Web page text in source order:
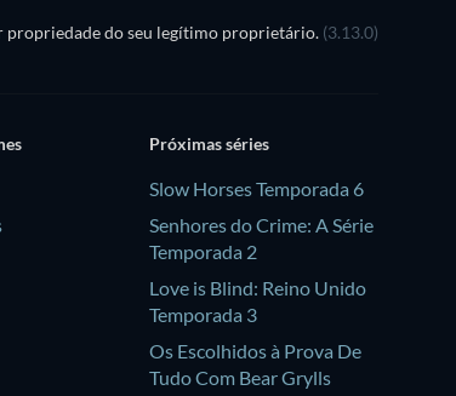
propriedade do seu legítimo proprietário. (3.13.0)
Próximas séries
Slow Horses Temporada 6
Senhores do Crime: A Série
Temporada 2
Love is Blind: Reino Unido
Temporada 3
Os Escolhidos à Prova De
Tudo Com Bear Grylls